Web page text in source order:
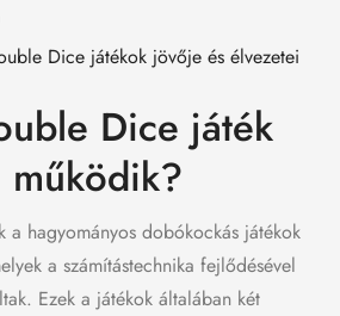
Dice játékok jövője és élvezetei
Dice játék
működik?
hagyományos dobókockás játékok
a számítástechnika fejlődésével
Ezek a játékok általában két